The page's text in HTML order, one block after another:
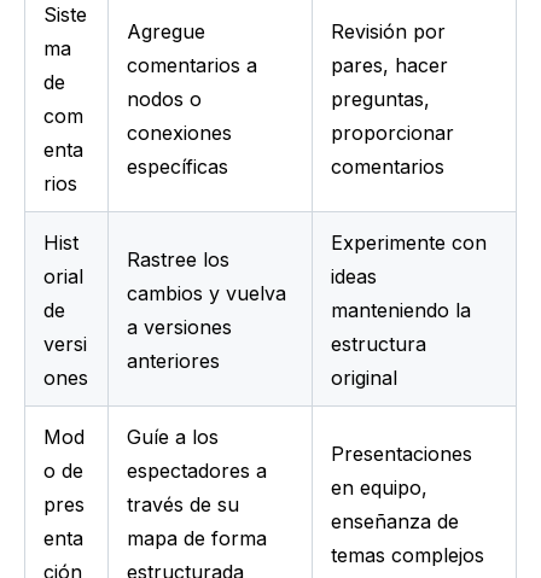
Siste
ma
de
com
enta
rios
Agregue
comentarios a
nodos o
conexiones
específicas
Revisión por
pares, hacer
preguntas,
proporcionar
comentarios
Hist
orial
de
versi
ones
Rastree los
cambios y vuelva
a versiones
anteriores
Experimente con
ideas
manteniendo la
estructura
original
Mod
o de
pres
enta
ción
Guíe a los
espectadores a
través de su
mapa de forma
estructurada
Presentaciones
en equipo,
enseñanza de
temas complejos